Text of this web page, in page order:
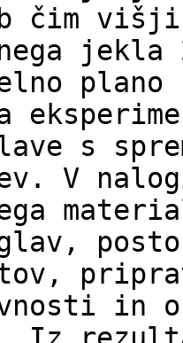
čim
jekla
plano
s
V
in